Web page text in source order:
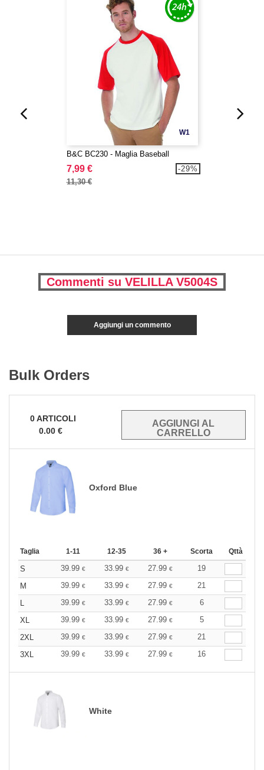
W1
B&C BC230 - Maglia Baseball
7,99 €
11,30 €
-29%
Commenti su VELILLA V5004S
Aggiungi un commento
Bulk Orders
0ARTICOLI
0.00 €
Oxford Blue
Taglia 1-11 12-35 36 + Scorta Qttà
S 39.99 € 33.99 € 27.99 €
19
M
39.99 € 33.99 € 27.99 €
21
L
39.99 € 33.99 € 27.99 €
6
XL
39.99 € 33.99 € 27.99 €
5
2XL
39.99 € 33.99 € 27.99 €
21
3XL
39.99 € 33.99 € 27.99 € 16
White